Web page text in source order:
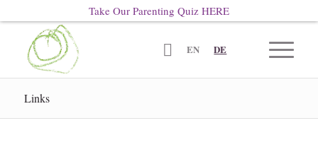
Take Our Parenting Quiz HERE
EN DE
Links